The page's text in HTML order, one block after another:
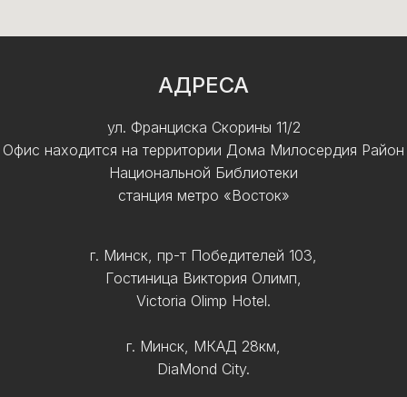
АДРЕСА
ул. Франциска Скорины 11/2
Офис находится на территории Дома Милосердия Район
Национальной Библиотеки
станция метро «Восток»
г. Минск, пр-т Победителей 103,
Гостиница Виктория Олимп,
Victoria Olimp Hotel.
г. Минск, МКАД 28км,
DiaMond City.